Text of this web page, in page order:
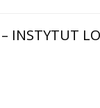
INSTYTUT